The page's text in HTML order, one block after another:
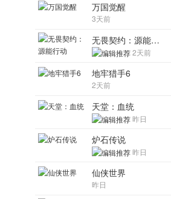
万国觉醒
3天前
无畏契约：源能行动
2天前
地牢猎手6
2天前
天堂：血统
昨日
炉石传说
昨日
仙侠世界
昨日